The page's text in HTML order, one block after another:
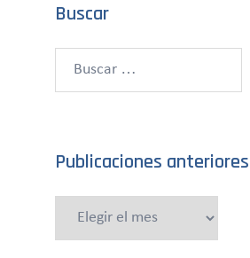
Buscar
Buscar:
Publicaciones anteriores
Publicaciones